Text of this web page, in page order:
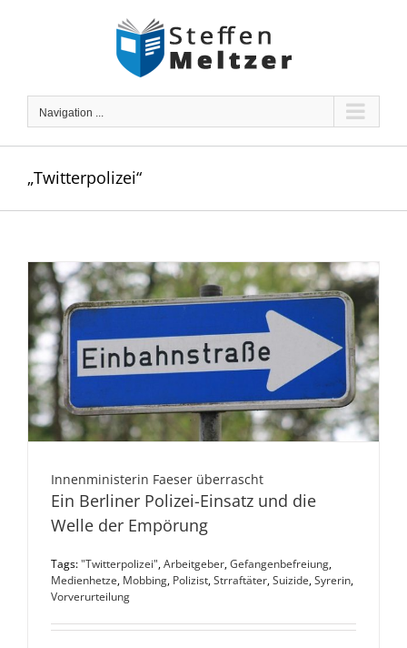
Navigation ...
„Twitterpolizei“
Innenministerin Faeser überrascht
Ein Berliner Polizei-Einsatz und die
Welle der Empörung
Tags:"Twitterpolizei",Arbeitgeber,Gefangenbefreiung,
Medienhetze, Mobbing, Polizist,Strraftäter,Suizide,Syrerin,
Vorverurteilung